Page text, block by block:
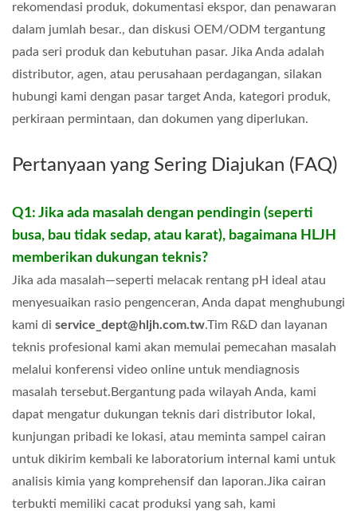
rekomendasi produk, dokumentasi ekspor, dan penawaran
dalam jumlah besar., dan diskusi OEM/ODM tergantung
pada seri produk dan kebutuhan pasar. Jika Anda adalah
distributor, agen, atau perusahaan perdagangan, silakan
hubungi kami dengan pasar target Anda, kategori produk,
perkiraan permintaan, dan dokumen yang diperlukan.
Pertanyaan yang Sering Diajukan (FAQ)
Q1: Jika ada masalah dengan pendingin (seperti
busa, bau tidak sedap, atau karat), bagaimana HLJH
memberikan dukungan teknis?
Jika ada masalah—seperti melacak rentang pH ideal atau
menyesuaikan rasio pengenceran, Anda dapat menghubungi
kami di service_dept@hljh.com.tw.Tim R&D dan layanan
teknis profesional kami akan memulai pemecahan masalah
melalui konferensi video online untuk mendiagnosis
masalah tersebut.Bergantung pada wilayah Anda, kami
dapat mengatur dukungan teknis dari distributor lokal,
kunjungan pribadi ke lokasi, atau meminta sampel cairan
untuk dikirim kembali ke laboratorium internal kami untuk
analisis kimia yang komprehensif dan laporan.Jika cairan
terbukti memiliki cacat produksi yang sah, kami